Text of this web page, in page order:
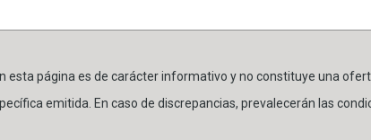
esta página es de carácter informativo y no constituye una
emitida. En caso de discrepancias, prevalecerán las